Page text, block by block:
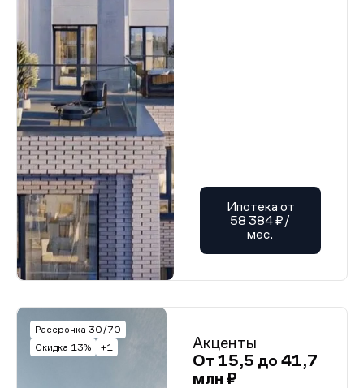
Ипотека от
58 384 ₽/
мес.
Рассрочка 30/70
Скидка 13%
+1
Акценты
От 15,5 до 41,7
млн ₽